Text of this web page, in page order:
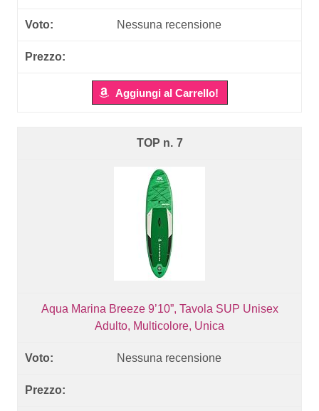
Nessuna recensione
Aggiungi al Carrello!
7
Aqua Marina Breeze 9’10”, Tavola SUP Unisex
Adulto, Multicolore, Unica
Nessuna recensione